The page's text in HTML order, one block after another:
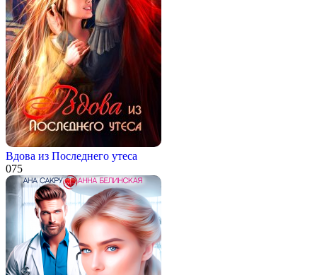
Вдова из Последнего утеса
075